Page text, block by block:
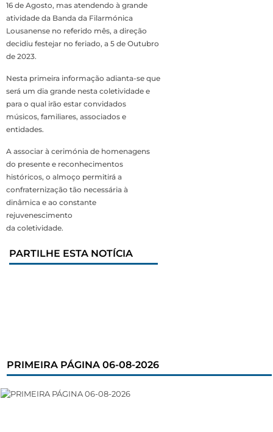
16 de Agosto, mas atendendo à grande
atividade da Banda da Filarmónica
Lousanense no referido mês, a direção
decidiu festejar no feriado, a 5 de Outubro
de 2023.
Nesta primeira informação adianta-se que
será um dia grande nesta coletividade e
para o qual irão estar convidados
músicos, familiares, associados e
entidades.
A associar à cerimónia de homenagens
do presente e reconhecimentos
históricos, o almoço permitirá a
confraternização tão necessária à
dinâmica e ao constante
rejuvenescimento
da coletividade.
PARTILHE ESTA NOTÍCIA
PRIMEIRA PÁGINA 06-08-2026